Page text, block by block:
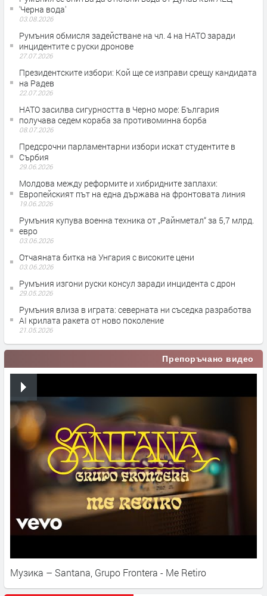
'Черна вода'
03.08.2026
Румъния обмисля задействане на чл. 4 на НАТО заради
инцидентите с руски дронове
27.07.2026
Президентските избори: Кой ще се изправи срещу кандидата
на Радев
22.07.2026
НАТО засилва сигурността в Черно море: България
получава седем кораба за противоминна борба
08.07.2026
Предсрочни парламентарни избори искат студентите в
Сърбия
29.06.2026
Молдова между реформите и хибридните заплахи:
Европейският път на една държава на фронтовата линия
19.06.2026
Румъния купува военна техника от „Райнметал“ за 5,7 млрд.
евро
03.06.2026
Отчаяната битка на Унгария с високите цени
03.06.2026
Румъния изгони руски консул заради инцидента с дрон
29.05.2026
Румъния влиза в играта: северната ни съседка разработва
AI крилата ракета от ново поколение
21.05.2026
Препоръчано видео
Музика – Santana, Grupo Frontera - Me Retiro